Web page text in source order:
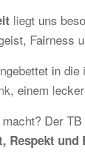
liegt uns
Fairness
in
einem
Der
Respekt und